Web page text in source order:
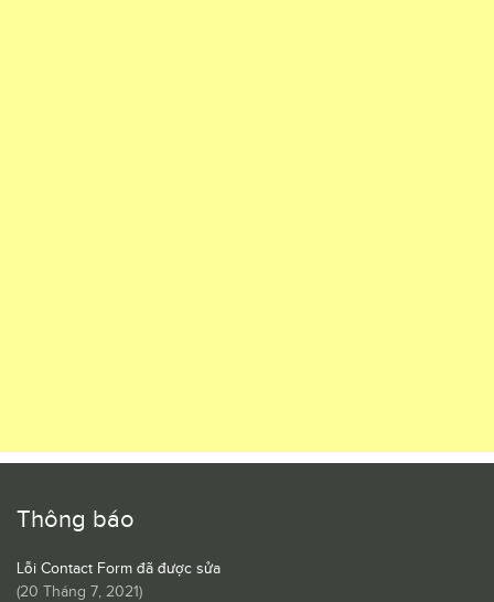
Thông báo
Lỗi Contact Form đã được sửa
(20 Tháng 7, 2021)